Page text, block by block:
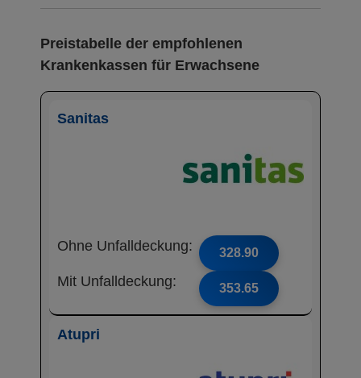
Preistabelle der empfohlenen
Krankenkassen für Erwachsene
Sanitas
Ohne Unfalldeckung: 328.90
Mit Unfalldeckung: 353.65
Atupri